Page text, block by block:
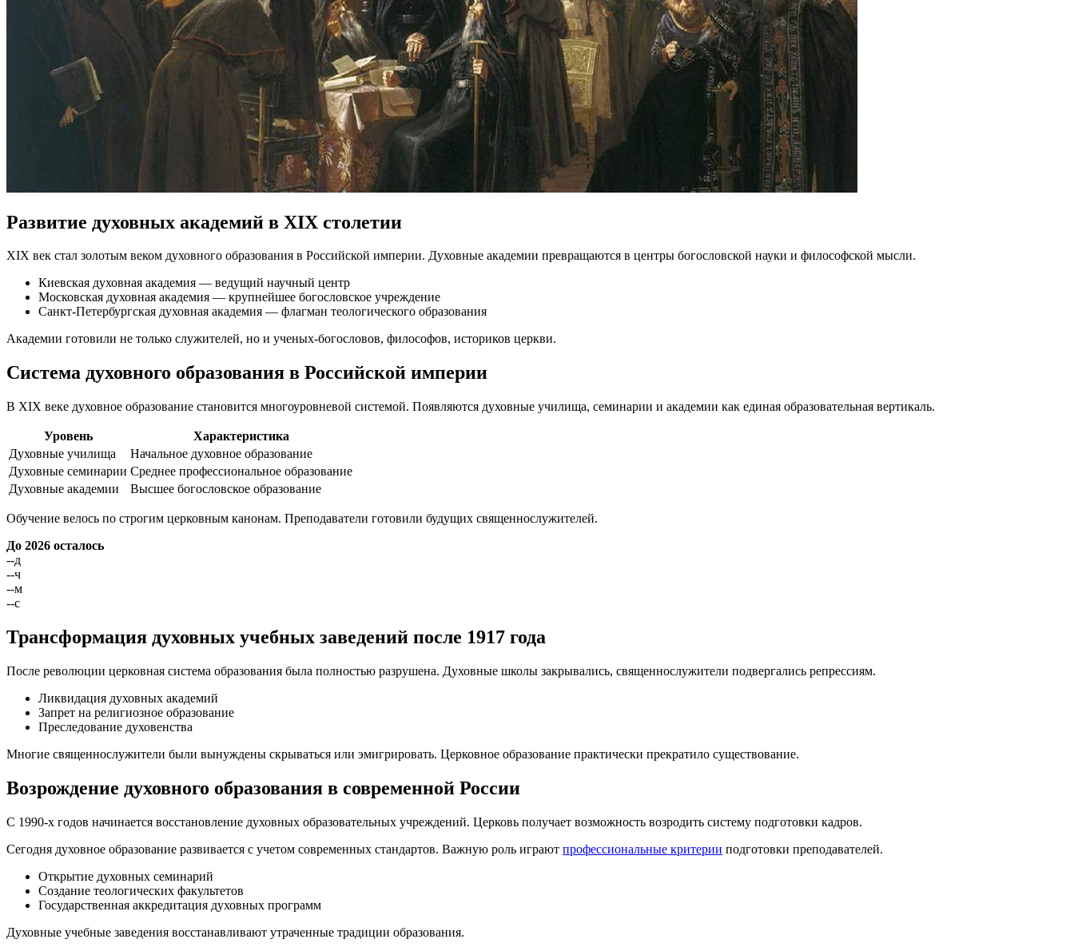
Развитие духовных академий в XIX столетии
XIX век стал золотым веком духовного образования в Российской империи. Духовные академии превращаются в центры богословской науки и философской мысли.
Киевская духовная академия — ведущий научный центр
Московская духовная академия — крупнейшее богословское учреждение
Санкт-Петербургская духовная академия — флагман теологического образования
Академии готовили не только служителей, но и ученых-богословов, философов, историков церкви.
Система духовного образования в Российской империи
В XIX веке духовное образование становится многоуровневой системой. Появляются духовные училища, семинарии и академии как единая образовательная вертикаль.
Уровень
Характеристика
Духовные училища
Начальное духовное образование
Духовные семинарии Среднее профессиональное образование
Духовные академии
Высшее богословское образование
Обучение велось по строгим церковным канонам. Преподаватели готовили будущих священнослужителей.
До 2026 осталось
--д
--ч
--м
--с
Трансформация духовных учебных заведений после 1917 года
После революции церковная система образования была полностью разрушена. Духовные школы закрывались, священнослужители подвергались репрессиям.
Ликвидация духовных академий
Запрет на религиозное образование
Преследование духовенства
Многие священнослужители были вынуждены скрываться или эмигрировать. Церковное образование практически прекратило существование.
Возрождение духовного образования в современной России
С 1990-х годов начинается восстановление духовных образовательных учреждений. Церковь получает возможность возродить систему подготовки кадров.
Сегодня духовное образование развивается с учетом современных стандартов. Важную роль играют профессиональные критерии подготовки преподавателей.
Открытие духовных семинарий
Создание теологических факультетов
Государственная аккредитация духовных программ
Духовные учебные заведения восстанавливают утраченные традиции образования.